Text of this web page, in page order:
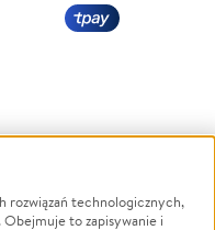
Powódź
rozwiązań technologicznych,
Obejmuje to zapisywanie i